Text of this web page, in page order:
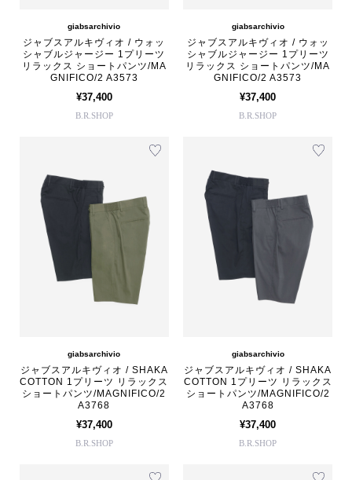
giabsarchivio
ジャブスアルキヴィオ / ウォッ
シャブルジャージー 1プリーツ
リラックス ショートパンツ/MA
GNIFICO/2 A3573
¥37,400
B.R.SHOP
giabsarchivio
ジャブスアルキヴィオ / ウォッ
シャブルジャージー 1プリーツ
リラックス ショートパンツ/MA
GNIFICO/2 A3573
¥37,400
B.R.SHOP
giabsarchivio
ジャブスアルキヴィオ / SHAKA
COTTON 1プリーツ リラックス
ショートパンツ/MAGNIFICO/2
A3768
¥37,400
B.R.SHOP
giabsarchivio
ジャブスアルキヴィオ / SHAKA
COTTON 1プリーツ リラックス
ショートパンツ/MAGNIFICO/2
A3768
¥37,400
B.R.SHOP